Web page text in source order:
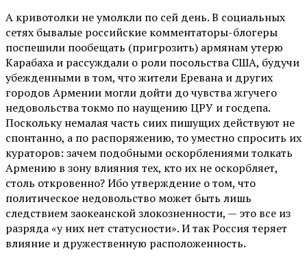
А кривотолки не умолкли по сей день. В социальных
сетях бывалые российские комментаторы-блогеры
поспешили пообещать (пригрозить) армянам утерю
Карабаха и рассуждали о роли посольства США, будучи
убежденными в том, что жители Еревана и других
городов Армении могли дойти до чувства жгучего
недовольства токмо по наущению ЦРУ и госдепа.
Поскольку немалая часть сиих пишущих действуют не
спонтанно, а по распоряжению, то уместно спросить их
кураторов: зачем подобными оскорблениями толкать
Армению в зону влияния тех, кто их не оскорбляет,
столь откровенно? Ибо утверждение о том, что
политическое недовольство может быть лишь
следствием заокеанской злокозненности, — это все из
разряда «у них нет статусности». И так Россия теряет
влияние и дружественную расположенность.